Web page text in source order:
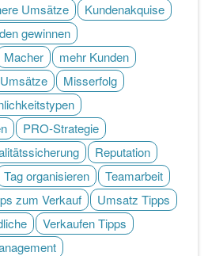
Umsätze
Kundenakquise
gewinnen
Macher
mehr Kunden
Misserfolg
PRO-Strategie
Reputation
Tag organisieren
Teamarbeit
zum Verkauf
Umsatz Tipps
Verkaufen Tipps